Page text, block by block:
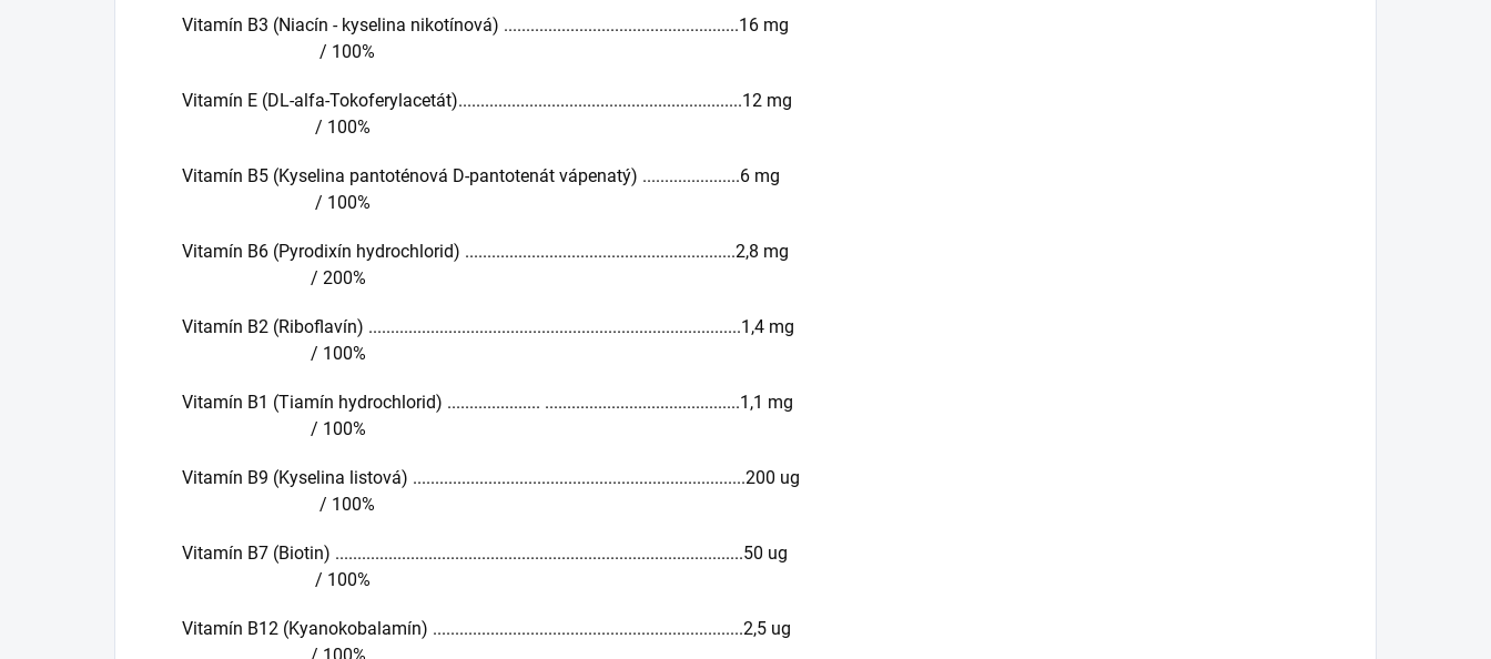
Vitamín B3 (Niacín - kyselina nikotínová) .....................................................16 mg
/ 100%
Vitamín E (DL-alfa-Tokoferylacetát)................................................................12 mg
/ 100%
Vitamín B5 (Kyselina pantoténová D-pantotenát vápenatý) ......................6 mg
/ 100%
Vitamín B6 (Pyrodixín hydrochlorid) .............................................................2,8 mg
/ 200%
Vitamín B2 (Riboflavín) ....................................................................................1,4 mg
/ 100%
Vitamín B1 (Tiamín hydrochlorid) ..................... ............................................1,1 mg
/ 100%
Vitamín B9 (Kyselina listová) ...........................................................................200 ug
/ 100%
Vitamín B7 (Biotin) ............................................................................................50 ug
/ 100%
Vitamín B12 (Kyanokobalamín) ......................................................................2,5 ug